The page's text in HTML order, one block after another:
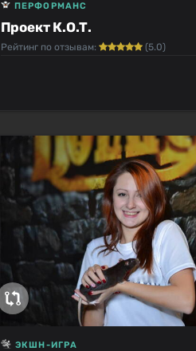
Проект К.О.Т.
ПЕРФОРМАНС
Рейтинг по отзывам: (5.0)
ЭКШН-ИГРА